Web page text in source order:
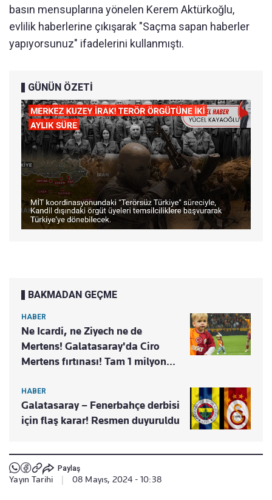
basın mensuplarına yönelen Kerem Aktürkoğlu,
evlilik haberlerine çıkışarak "Saçma sapan haberler
yapıyorsunuz" ifadelerini kullanmıştı.
GÜNÜN ÖZETİ
BAKMADAN GEÇME
HABER
Ne Icardi, ne Ziyech ne de
Mertens! Galatasaray'da Ciro
Mertens fırtınası! Tam 1 milyon...
HABER
Galatasaray – Fenerbahçe derbisi
için flaş karar! Resmen duyuruldu
Paylaş
Yayın Tarihi 08 Mayıs, 2024 - 10:38